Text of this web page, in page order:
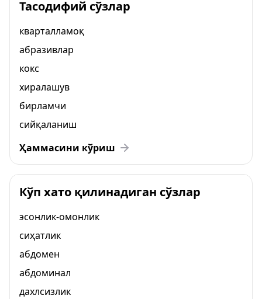
Тасодифий сўзлар
кварталламоқ
абразивлар
кокс
хиралашув
бирламчи
сийқаланиш
Ҳаммасини кўриш
Кўп хато қилинадиган сўзлар
эсонлик-омонлик
сиҳатлик
абдомен
абдоминал
дахлсизлик